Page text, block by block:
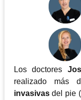
Los doctores
realizado más
invasivasdel pie